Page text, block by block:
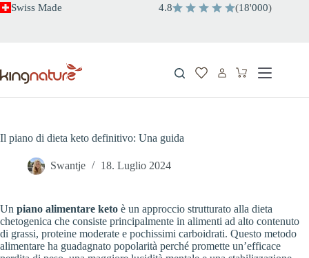
SaltaSwiss Made 4.8 (18'000)
Carrello
Il piano di dieta keto definitivo: Una guida
Swantje 18. Luglio 2024
Un piano alimentare keto è un approccio strutturato alla dieta
chetogenica che consiste principalmente in alimenti ad alto contenuto
di grassi, proteine moderate e pochissimi carboidrati. Questo metodo
alimentare ha guadagnato popolarità perché promette un’efficace